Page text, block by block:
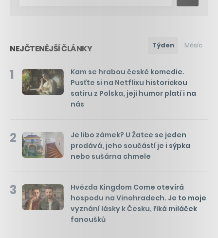
NEJČTENĚJŠÍ ČLÁNKY Týden Měsíc
1
Kam se hrabou české komedie.
Pusťte si na Netflixu historickou
satiru z Polska, její humor platí i na
nás
2
Je libo zámek? U Žatce se jeden
prodává, jeho součástí je i sýpka
nebo sušárna chmele
3
Hvězda Kingdom Come otevírá
hospodu na Vinohradech. Je to moje
vyznání lásky k Česku, říká miláček
fanoušků